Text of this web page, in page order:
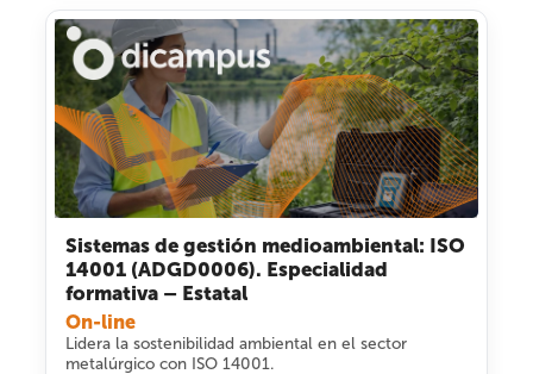
Sistemas de gestión medioambiental: ISO
14001 (ADGD0006). Especialidad
formativa – Estatal
On-line
Lidera la sostenibilidad ambiental en el sector
metalúrgico con ISO 14001.